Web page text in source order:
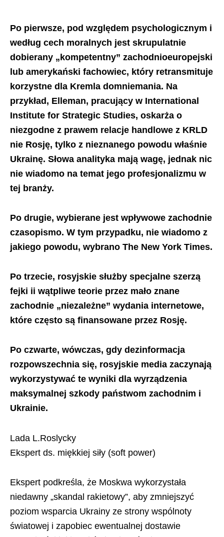
Po pierwsze, pod względem psychologicznym i
według cech moralnych jest skrupulatnie
dobierany „kompetentny” zachodnioeuropejski
lub amerykański fachowiec, który retransmituje
korzystne dla Kremla domniemania. Na
przykład, Elleman, pracujący w International
Institute for Strategic Studies, oskarża o
niezgodne z prawem relacje handlowe z KRLD
nie Rosję, tylko z nieznanego powodu właśnie
Ukrainę. Słowa analityka mają wagę, jednak nic
nie wiadomo na temat jego profesjonalizmu w
tej branży.
Po drugie, wybierane jest wpływowe zachodnie
czasopismo. W tym przypadku, nie wiadomo z
jakiego powodu, wybrano The New York Times.
Po trzecie, rosyjskie służby specjalne szerzą
fejki ii wątpliwe teorie przez mało znane
zachodnie „niezależne” wydania internetowe,
które często są finansowane przez Rosję.
Po czwarte, wówczas, gdy dezinformacja
rozpowszechnia się, rosyjskie media zaczynają
wykorzystywać te wyniki dla wyrządzenia
maksymalnej szkody państwom zachodnim i
Ukrainie.
Lada L.Roslycky
Ekspert ds. miękkiej siły (soft power)
Ekspert podkreśla, że Moskwa wykorzystała
niedawny „skandal rakietowy”, aby zmniejszyć
poziom wsparcia Ukrainy ze strony wspólnoty
światowej i zapobiec ewentualnej dostawie